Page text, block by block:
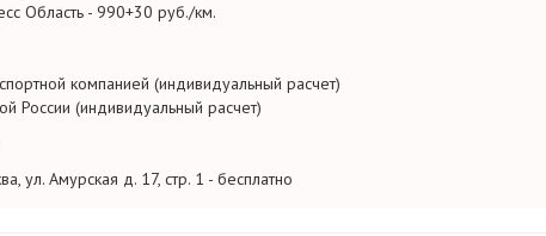
Область - 990+30 руб./км.
компанией (индивидуальный расчет)
России (индивидуальный расчет)
ул. Амурская д. 17, стр. 1 - бесплатно